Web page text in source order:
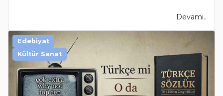
Devamı..
Edebiyat
Kültür Sanat